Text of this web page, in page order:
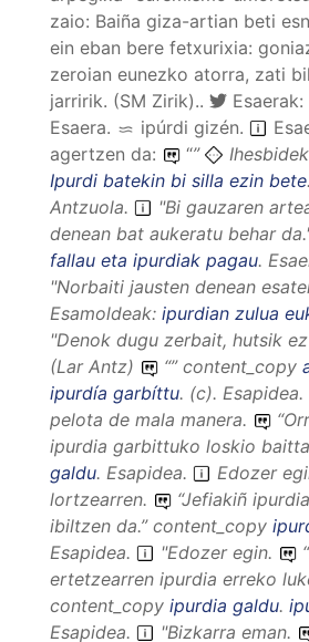
zaio: Baiña giza-artian beti
ein eban bere fetxurixia:
zeroian eunezko atorra, zati
jarririk. (SM Zirik)..
Esaerak:
Esaera. ipúrdi gizén.
agertzen da:
“”
Ipurdi batekin bi silla ezin bete.
Antzuola.
"Bi gauzaren
denean bat aukeratu behar
fallau eta ipurdiak pagau.
"Norbaiti jausten denean
Esamoldeak: ipurdian zulua
"Denok dugu zerbait, hutsik
(Lar Antz)
“” content_copy
ipurdía garbíttu. (c). Esapidea.
pelota de mala manera.
“
ipurdia garbittuko loskio
galdu. Esapidea.
Edozer
lortzearren.
“Jefiakiñ
ibiltzen da.” content_copy
Esapidea. "Edozer egin. “
ertetzearren ipurdia erreko
content_copy ipurdia galdu.
Esapidea. "Bizkarra eman.